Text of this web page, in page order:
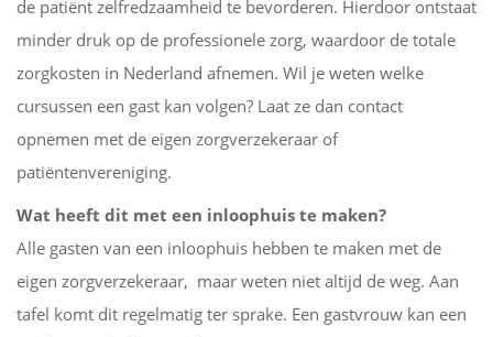
de patiënt zelfredzaamheid te bevorderen. Hierdoor ontstaat
minder druk op de professionele zorg, waardoor de totale
zorgkosten in Nederland afnemen. Wil je weten welke
cursussen een gast kan volgen? Laat ze dan contact
opnemen met de eigen zorgverzekeraar of
patiëntenvereniging.
Wat heeft dit met een inloophuis te maken?
Alle gasten van een inloophuis hebben te maken met de
eigen zorgverzekeraar, maar weten niet altijd de weg. Aan
tafel komt dit regelmatig ter sprake. Een gastvrouw kan een